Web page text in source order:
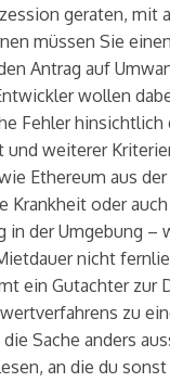
geraten, mit
müssen Sie einen
Antrag auf
wollen
Fehler hinsichtlich
und weiterer
Ethereum aus
Krankheit oder
in der Umgebung –
nicht
ein Gutachter zur
zu
Sache anders
an die du